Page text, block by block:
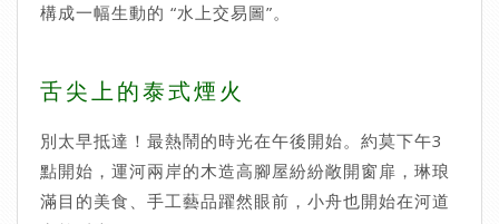
構成一幅生動的 “水上交易圖”。
舌尖上的泰式煙火
別太早抵達！最熱鬧的時光在午後開始。約莫下午3
點開始，運河兩岸的木造高腳屋紛紛敞開窗扉，琳琅
滿目的美食、手工藝品躍然眼前，小舟也開始在河道